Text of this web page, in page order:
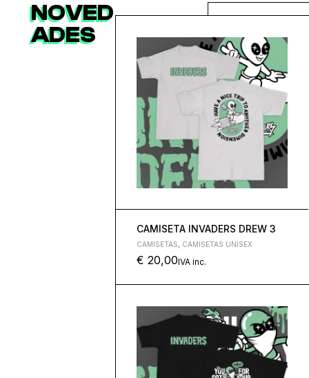
NOVED
ADES
PRODUCTOS
CAMISETA INVADERS DREW 3
CAMISETAS CAMISETAS UNISEX
€ 20,00IVA inc.